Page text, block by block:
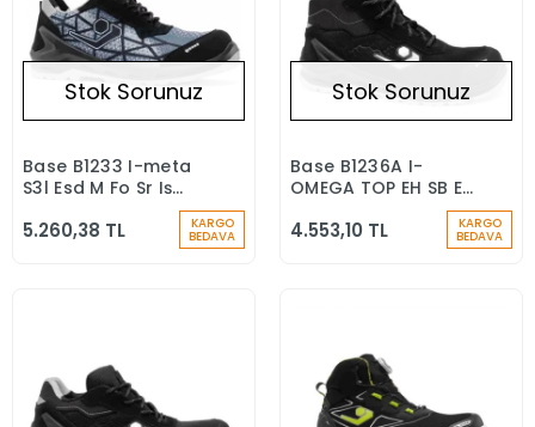
Stokta Yok
Stok Sorunuz
Base B1233 I-meta
S3l Esd M Fo Sr Iş
5.260,38 TL KARGO
BEDAVA
Stokta Yok
Stok Sorunuz
Base B1236A I-
OMEGA TOP EH SB E
Elektrikçi Botu
4.553,10 TL KARGO
BEDAVA